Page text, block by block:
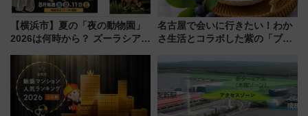
【横浜市】夏の「夜の動物園」
2026は何時から？ ズーラシア・
見どころ、限定イベントを徹底
解説！
名古屋で会いに行きたい！わか
さ生活とコラボした紫の「ブル
売